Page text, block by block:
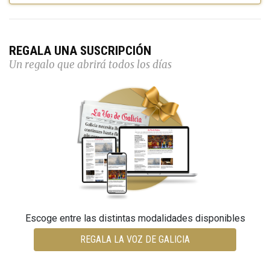
REGALA UNA SUSCRIPCIÓN
Un regalo que abrirá todos los días
Escoge entre las distintas modalidades disponibles
REGALA LA VOZ DE GALICIA